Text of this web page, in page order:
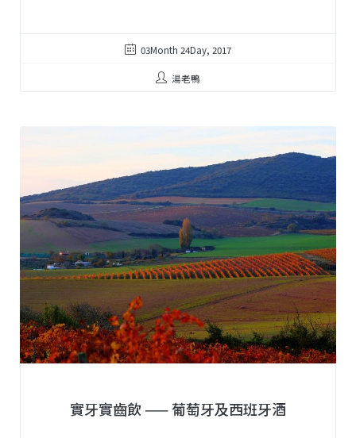
03Month 24Day, 2017
湯老鴨
實牙實齒飲 —— 葡萄牙及西班牙酒